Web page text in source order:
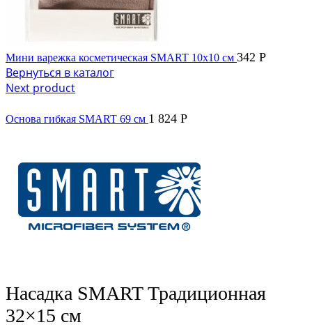
Мини варежка косметическая SMART 10x10 см 342 Р
Вернуться в каталог
Next product
Основа гибкая SMART 69 см 1 824 Р
Насадка SMART Традиционная
32×15 см